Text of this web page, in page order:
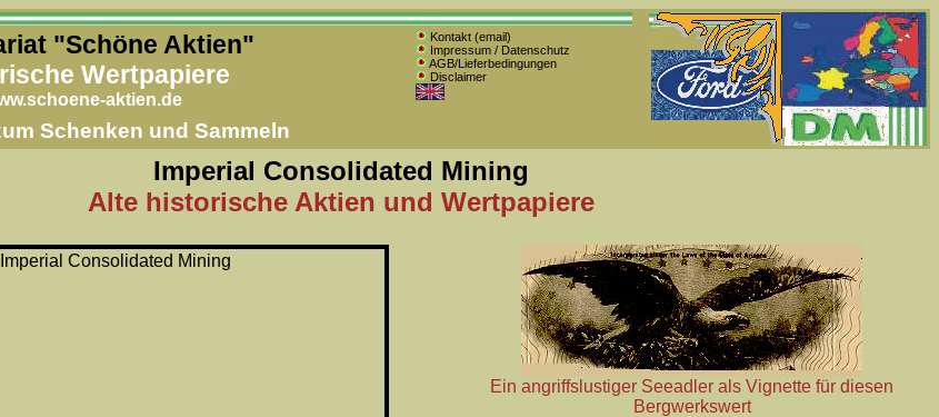
"Schöne Aktien"
Wertpapiere
aktien.de
Kontakt (email)
Impressum / Datenschutz
AGB/Lieferbedingungen
Disclaimer
Schenken und Sammeln
Imperial Consolidated Mining
Alte historische Aktien und Wertpapiere
Ein angriffslustiger Seeadler als Vignette für diesen
Bergwerkswert